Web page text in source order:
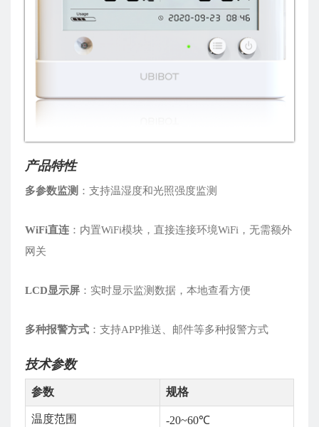
产品特性
多参数监测 ：支持温湿度和光照强度监测
WiFi直连 ：内置WiFi模块，直接连接环境WiFi，无需额外
网关
LCD显示屏 ：实时显示监测数据，本地查看方便
多种报警方式 ：支持APP推送、邮件等多种报警方式
技术参数
参数 规格
温度范围 -20~60℃